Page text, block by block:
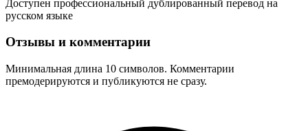
Доступен профессиональный дублированный перевод на
русском языке
Отзывы и комментарии
Минимальная длина 10 символов. Комментарии
премодерируются и публикуются не сразу.